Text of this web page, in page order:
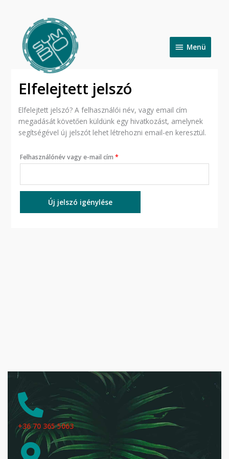
content
Menü
Elfelejtett jelszó
Elfelejtett jelszó? A felhasználói név, vagy email cím
megadását követően küldünk egy hivatkozást, amelynek
segítségével új jelszót lehet létrehozni email-en keresztül.
Felhasználónév vagy e-mail cím*
Új jelszó igénylése
+36 70 365 5063